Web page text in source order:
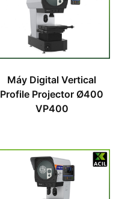
Máy Digital Vertical
Profile Projector Ø400
VP400